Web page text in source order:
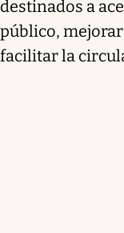
destinados a
público,
facilitar la